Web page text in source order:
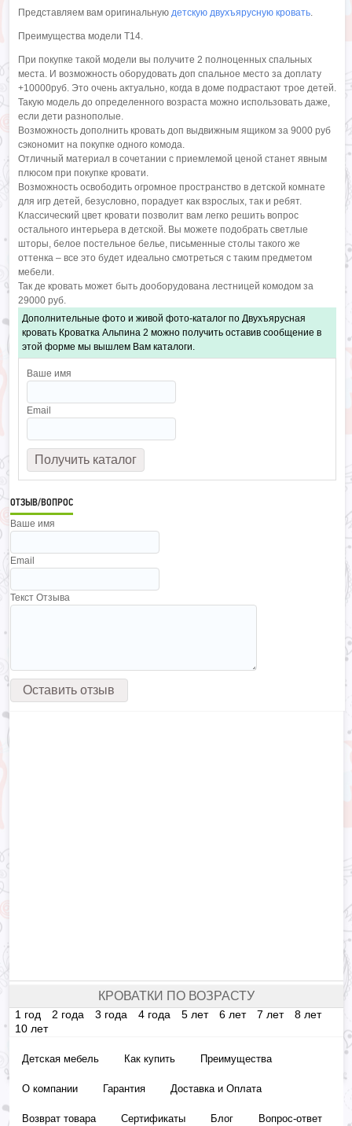
Представляем вам оригинальную детскую двухъярусную кровать.
Преимущества модели T14.
При покупке такой модели вы получите 2 полноценных спальных
места. И возможность оборудовать доп спальное место за доплату
+10000руб. Это очень актуально, когда в доме подрастают трое детей.
Такую модель до определенного возраста можно использовать даже,
если дети разнополые.
Возможность дополнить кровать доп выдвижным ящиком за 9000 руб
сэкономит на покупке одного комода.
Отличный материал в сочетании с приемлемой ценой станет явным
плюсом при покупке кровати.
Возможность освободить огромное пространство в детской комнате
для игр детей, безусловно, порадует как взрослых, так и ребят.
Классический цвет кровати позволит вам легко решить вопрос
остального интерьера в детской. Вы можете подобрать светлые
шторы, белое постельное белье, письменные столы такого же
оттенка – все это будет идеально смотреться с таким предметом
мебели.
Так де кровать может быть дооборудована лестницей комодом за
29000 руб.
Дополнительные фото и живой фото-каталог по Двухъярусная
кровать Кроватка Альпина 2 можно получить оставив сообщение в
этой форме мы вышлем Вам каталоги.
Ваше имя
Email
ОТЗЫВ/ВОПРОС
Ваше имя
Email
Текст Отзыва
КРОВАТКИ ПО ВОЗРАСТУ
1 год 2 года 3 года 4 года 5 лет 6 лет 7 лет
8 лет
10 лет
Детская мебель Как купить Преимущества
О компании Гарантия Доставка и Оплата
Возврат товара Сертификаты Блог Вопрос-ответ